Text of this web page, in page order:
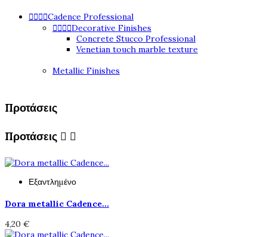
Cadence Professional
Decorative Finishes
Concrete Stucco Professional
Venetian touch marble texture
Metallic Finishes
Προτάσεις
Προτάσεις  
Εξαντλημένο
Dora metallic Cadence...
4,20 €